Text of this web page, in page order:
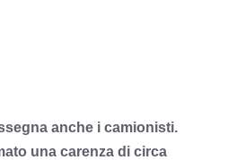
anche i camionisti.
una carenza di circa